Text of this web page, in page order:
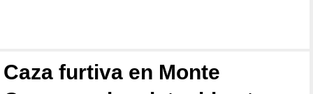
Caza furtiva en Monte